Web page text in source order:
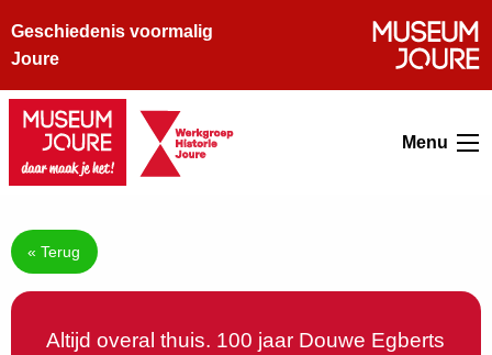
Geschiedenis voormalig
Joure
Menu
« Terug
Altijd overal thuis. 100 jaar Douwe Egberts